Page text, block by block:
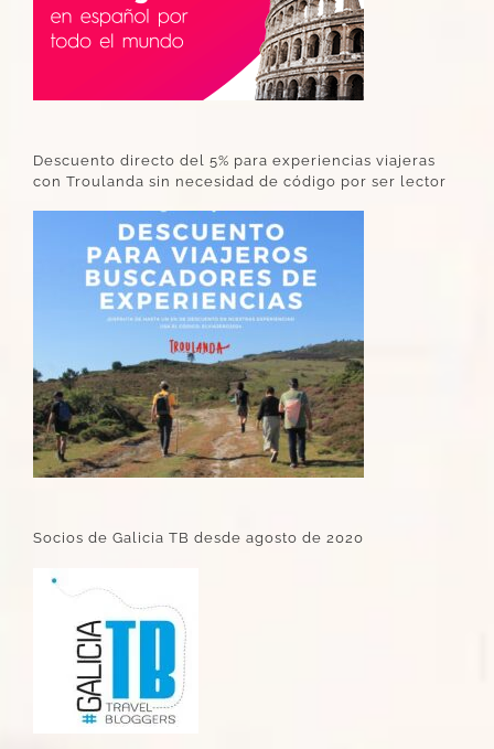
Descuento directo del 5% para experiencias viajeras
con Troulanda sin necesidad de código por ser lector
Socios de Galicia TB desde agosto de 2020